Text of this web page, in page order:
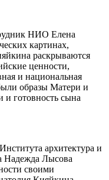
НИО Елена
картинах,
раскрываются
ценности,
и национальная
образы Матери и
и готовность сына
архитектура и
Надежда Лысова
своими